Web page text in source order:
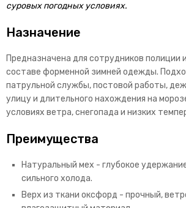
суровых погодных условиях.
Назначение
Предназначена для сотрудников полиции
составе форменной зимней одежды.
патрульной службы, постовой работы,
улицу и длительного нахождения на
условиях ветра, снегопада и низких
Преимущества
Натуральный мех - глубокое
сильного холода.
Верх из ткани оксфорд - прочный,